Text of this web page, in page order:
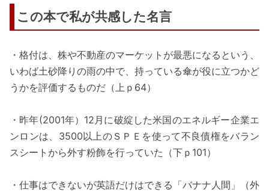
この本で私が共感した名言
・格付は、株や不動産のマーケットが最悪になるという、
いわば土砂降りの雨の中で、持っている傘が役に立つかど
うかを評価するものだ（上ｐ64）
・昨年(2001年）12月に破綻した米国のエネルギー企業エ
ンロンは、3500以上のＳＰＥを使って不良債権をバラン
スシートから外す粉飾を行っていた（下ｐ101）
・仕事はできないが英語だけはできる「バナナ人間」（外